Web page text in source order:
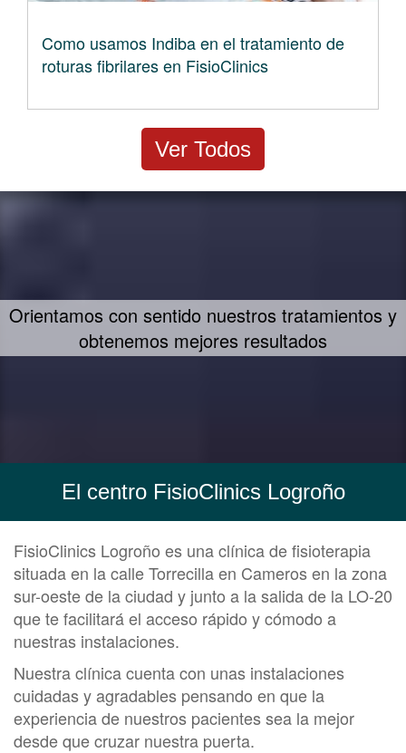
Como usamos Indiba en el tratamiento de
roturas fibrilares en FisioClinics
Ver Todos
Un concepto propio de tratamiento - FIIT
Concept
El centro FisioClinics Logroño
FisioClinics Logroño es una clínica de fisioterapia
situada en la calle Torrecilla en Cameros en la zona
sur-oeste de la ciudad y junto a la salida de la LO-20
que te facilitará el acceso rápido y cómodo a
nuestras instalaciones.
Nuestra clínica cuenta con unas instalaciones
cuidadas y agradables pensando en que la
experiencia de nuestros pacientes sea la mejor
desde que cruzar nuestra puerta.